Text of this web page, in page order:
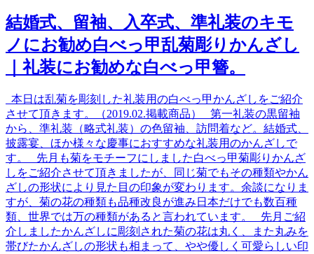
結婚式、留袖、入卒式、準礼装のキモ
ノにお勧め白べっ甲乱菊彫りかんざし
｜礼装にお勧めな白べっ甲簪。
本日は乱菊を彫刻した礼装用の白べっ甲かんざしをご紹介
させて頂きます。（2019.02.掲載商品） 第一礼装の黒留袖
から、準礼装（略式礼装）の色留袖、訪問着など。結婚式、
披露宴、ほか様々な慶事におすすめな礼装用のかんざしで
す。 先月も菊をモチーフにしました白べっ甲菊彫りかんざ
しをご紹介させて頂きましたが、同じ菊でもその種類やかん
ざしの形状により見た目の印象が変わります。余談になりま
すが、菊の花の種類も品種改良が進み日本だけでも数百種
類、世界では万の種類があると言われています。 先月ご紹
介しましたかんざしに彫刻された菊の花は丸く、また丸みを
帯びたかんざしの形状も相まって、やや優しく可愛らしい印